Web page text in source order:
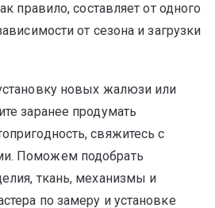
правило, составляет от одного
от сезона и загрузки
новых жалюзи или
заранее продумать
свяжитесь с
Поможем подобрать
ткань, механизмы и
по замеру и установке